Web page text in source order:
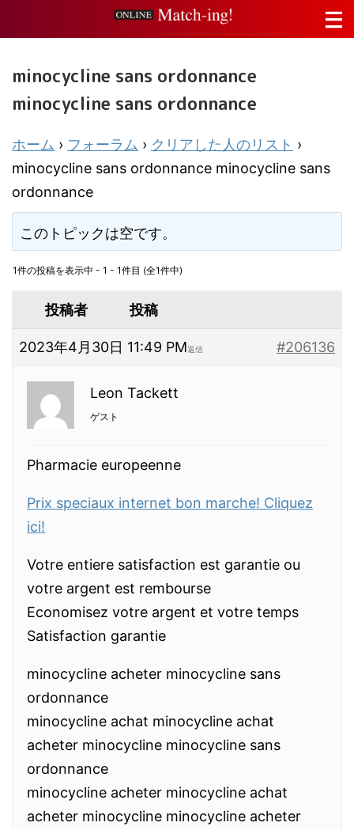
minocycline sans ordonnance
minocycline sans ordonnance
ホーム › フォーラム › クリアした人のリスト ›
minocycline sans ordonnance minocycline sans
ordonnance
このトピックは空です。
1件の投稿を表示中 - 1 - 1件目 (全1件中)
投稿者 投稿
2023年4月30日 11:49 PM #206136
返信
Leon Tackett
ゲスト
Pharmacie europeenne
Prix speciaux internet bon marche! Cliquez
ici!
Votre entiere satisfaction est garantie ou
votre argent est rembourse
Economisez votre argent et votre temps
Satisfaction garantie
minocycline acheter minocycline sans
ordonnance
minocycline achat minocycline achat
acheter minocycline minocycline sans
ordonnance
minocycline acheter minocycline achat
acheter minocycline minocycline acheter